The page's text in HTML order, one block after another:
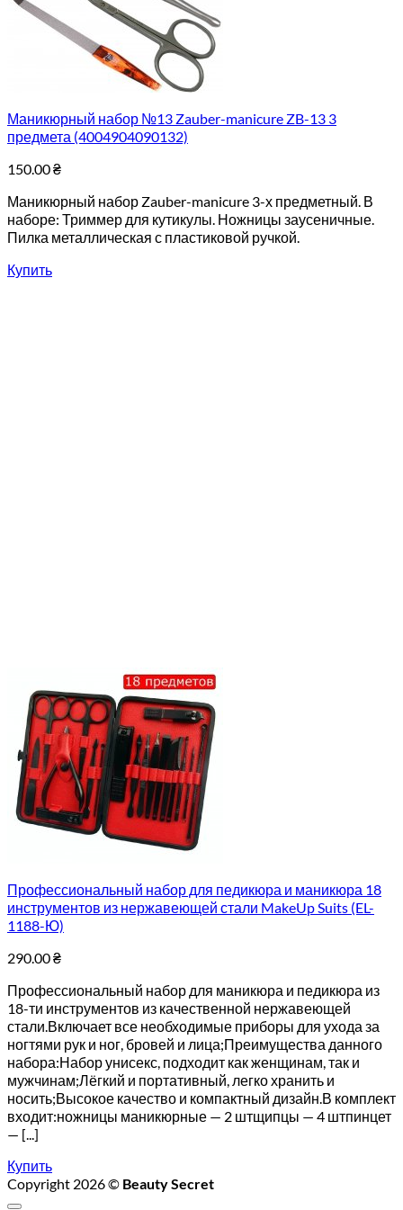
Маникюрный набор №13 Zauber-manicure ZB-13 3
предмета (4004904090132)
150.00₴
Маникюрный набор Zauber-manicure 3-х предметный. В
наборе: Триммер для кутикулы. Ножницы заусеничные.
Пилка металлическая с пластиковой ручкой.
Купить
Профессиональный набор для педикюра и маникюра 18
инструментов из нержавеющей стали MakeUp Suits (EL-
1188-Ю)
290.00₴
Профессиональный набор для маникюра и педикюра из
18-ти инструментов из качественной нержавеющей
стали.Включает все необходимые приборы для ухода за
ногтями рук и ног, бровей и лица;Преимущества данного
набора:Набор унисекс, подходит как женщинам, так и
мужчинам;Лёгкий и портативный, легко хранить и
носить;Высокое качество и компактный дизайн.В комплект
входит:ножницы маникюрные — 2 штщипцы — 4 штпинцет
— [...]
Купить
Copyright 2026 © Beauty Secret